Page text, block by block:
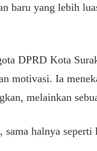
baru yang lebih
DPRD Kota
motivasi. Ia
melainkan
halnya